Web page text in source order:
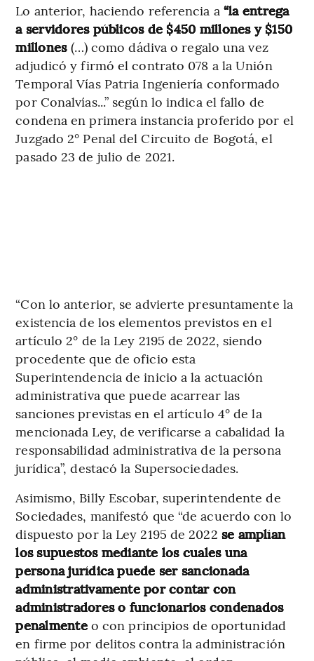
Lo anterior, haciendo referencia a “la entrega
a servidores públicos de $450 millones y $150
millones (…) como dádiva o regalo una vez
adjudicó y firmó el contrato 078 a la Unión
Temporal Vías Patria Ingeniería conformado
por Conalvías...” según lo indica el fallo de
condena en primera instancia proferido por el
Juzgado 2° Penal del Circuito de Bogotá, el
pasado 23 de julio de 2021.
“Con lo anterior, se advierte presuntamente la
existencia de los elementos previstos en el
artículo 2° de la Ley 2195 de 2022, siendo
procedente que de oficio esta
Superintendencia de inicio a la actuación
administrativa que puede acarrear las
sanciones previstas en el artículo 4° de la
mencionada Ley, de verificarse a cabalidad la
responsabilidad administrativa de la persona
jurídica”, destacó la Supersociedades.
Asimismo, Billy Escobar, superintendente de
Sociedades, manifestó que “de acuerdo con lo
dispuesto por la Ley 2195 de 2022 se amplían
los supuestos mediante los cuales una
persona jurídica puede ser sancionada
administrativamente por contar con
administradores o funcionarios condenados
penalmenteo con principios de oportunidad
en firme por delitos contra la administración